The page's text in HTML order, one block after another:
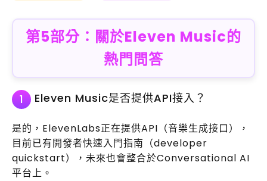
第5部分：關於Eleven Music的
熱門問答
1 Eleven Music是否提供API接入？
是的，ElevenLabs正在提供API（音樂生成接口），
目前已有開發者快速入門指南（developer
quickstart），未來也會整合於Conversational AI
平台上。